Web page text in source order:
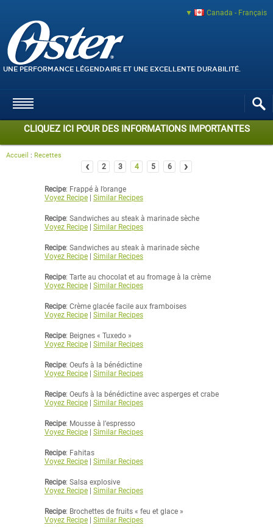
Canada - Français
UNE PERFORMANCE LÉGENDAIRE ET UNE EXCELLENTE DURABILITÉ.
CLIQUEZ ICI POUR DES INFORMATIONS IMPORTANTES
Accueil : Recettes
‹ 2 3 4 5 6 ›
Recipe: Frappé à l’orange
Voyez Recipe
Similar Recipes
Recipe: Sandwiches au steak à marinade sèche
Voyez Recipe
Similar Recipes
Recipe: Sandwiches au steak à marinade sèche
Voyez Recipe
Similar Recipes
Recipe: Tarte au chocolat et au fromage à la crème
Voyez Recipe
Similar Recipes
Recipe: Crème glacée facile aux framboises
Voyez Recipe
Similar Recipes
Recipe: Beignes « Tuxedo »
Voyez Recipe
Similar Recipes
Recipe: Oeufs à la bénédictine
Voyez Recipe
Similar Recipes
Recipe: Oeufs à la bénédictine avec asperges et crabe
Voyez Recipe
Similar Recipes
Recipe: Mousse à l’espresso
Voyez Recipe
Similar Recipes
Recipe: Fahitas
Voyez Recipe
Similar Recipes
Recipe: Salsa explosive
Voyez Recipe
Similar Recipes
Recipe: Brochettes de fruits « feu et glace »
Voyez Recipe
Similar Recipes